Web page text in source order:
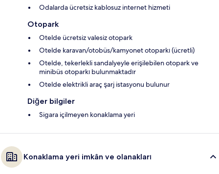
Odalarda ücretsiz kablosuz internet hizmeti
Otopark
Otelde ücretsiz valesiz otopark
Otelde karavan/otobüs/kamyonet otoparkı (ücretli)
Otelde, tekerlekli sandalyeyle erişilebilen otopark ve
minibüs otoparkı bulunmaktadır
Otelde elektrikli araç şarj istasyonu bulunur
Diğer bilgiler
Sigara içilmeyen konaklama yeri
Konaklama yeri imkân ve olanakları